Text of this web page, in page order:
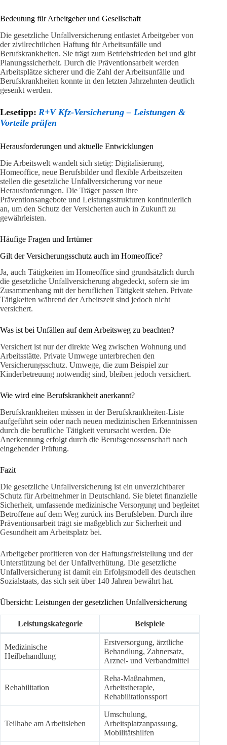
Bedeutung für Arbeitgeber und Gesellschaft
Die gesetzliche Unfallversicherung entlastet Arbeitgeber von
der zivilrechtlichen Haftung für Arbeitsunfälle und
Berufskrankheiten. Sie trägt zum Betriebsfrieden bei und gibt
Planungssicherheit. Durch die Präventionsarbeit werden
Arbeitsplätze sicherer und die Zahl der Arbeitsunfälle und
Berufskrankheiten konnte in den letzten Jahrzehnten deutlich
gesenkt werden.
Lesetipp: R+V Kfz-Versicherung – Leistungen &
Vorteile prüfen
Herausforderungen und aktuelle Entwicklungen
Die Arbeitswelt wandelt sich stetig: Digitalisierung,
Homeoffice, neue Berufsbilder und flexible Arbeitszeiten
stellen die gesetzliche Unfallversicherung vor neue
Herausforderungen. Die Träger passen ihre
Präventionsangebote und Leistungsstrukturen kontinuierlich
an, um den Schutz der Versicherten auch in Zukunft zu
gewährleisten.
Häufige Fragen und Irrtümer
Gilt der Versicherungsschutz auch im Homeoffice?
Ja, auch Tätigkeiten im Homeoffice sind grundsätzlich durch
die gesetzliche Unfallversicherung abgedeckt, sofern sie im
Zusammenhang mit der beruflichen Tätigkeit stehen. Private
Tätigkeiten während der Arbeitszeit sind jedoch nicht
versichert.
Was ist bei Unfällen auf dem Arbeitsweg zu beachten?
Versichert ist nur der direkte Weg zwischen Wohnung und
Arbeitsstätte. Private Umwege unterbrechen den
Versicherungsschutz. Umwege, die zum Beispiel zur
Kinderbetreuung notwendig sind, bleiben jedoch versichert.
Wie wird eine Berufskrankheit anerkannt?
Berufskrankheiten müssen in der Berufskrankheiten-Liste
aufgeführt sein oder nach neuen medizinischen Erkenntnissen
durch die berufliche Tätigkeit verursacht werden. Die
Anerkennung erfolgt durch die Berufsgenossenschaft nach
eingehender Prüfung.
Fazit
Die gesetzliche Unfallversicherung ist ein unverzichtbarer
Schutz für Arbeitnehmer in Deutschland. Sie bietet finanzielle
Sicherheit, umfassende medizinische Versorgung und begleitet
Betroffene auf dem Weg zurück ins Berufsleben. Durch ihre
Präventionsarbeit trägt sie maßgeblich zur Sicherheit und
Gesundheit am Arbeitsplatz bei.
Arbeitgeber profitieren von der Haftungsfreistellung und der
Unterstützung bei der Unfallverhütung. Die gesetzliche
Unfallversicherung ist damit ein Erfolgsmodell des deutschen
Sozialstaats, das sich seit über 140 Jahren bewährt hat.
Übersicht: Leistungen der gesetzlichen Unfallversicherung
Leistungskategorie Beispiele
Medizinische
Heilbehandlung
Erstversorgung, ärztliche
Behandlung, Zahnersatz,
Arznei- und Verbandmittel
Rehabilitation
Reha-Maßnahmen,
Arbeitstherapie,
Rehabilitationssport
Teilhabe am Arbeitsleben
Umschulung,
Arbeitsplatzanpassung,
Mobilitätshilfen